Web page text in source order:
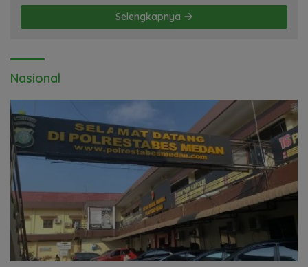
Dairi. Desak Kapolda Sumut Irjen
Whisnu Hermawan Bersikap Tegas .
Selengkapnya
Nasional